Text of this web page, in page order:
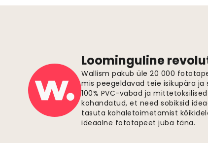
Loominguline
Wallism pakub üle 20 000
mis peegeldavad teie isikupära ja
100% PVC-vabad ja
kohandatud, et need sobiksid
tasuta kohaletoimetamist
ideaalne fototapeet juba täna.